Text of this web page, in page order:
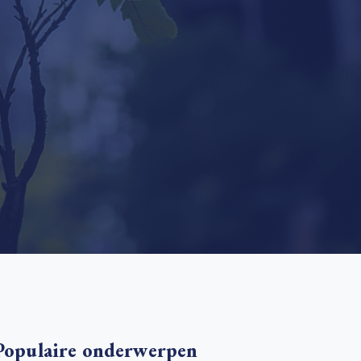
basis leggen voor het Sauki Cookstove Nigeria
voor het mkb: maak van dataverzoeken een
onderwerpen